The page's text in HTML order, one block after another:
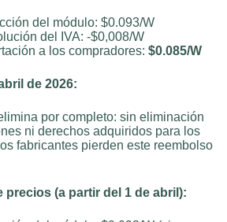
del módulo: $0.093/W
del IVA: -$0,008/W
a los compradores: $0.085/W
de 2026:
por completo: sin eliminación
ni derechos adquiridos para los
fabricantes pierden este reembolso
precios (a partir del 1 de abril):